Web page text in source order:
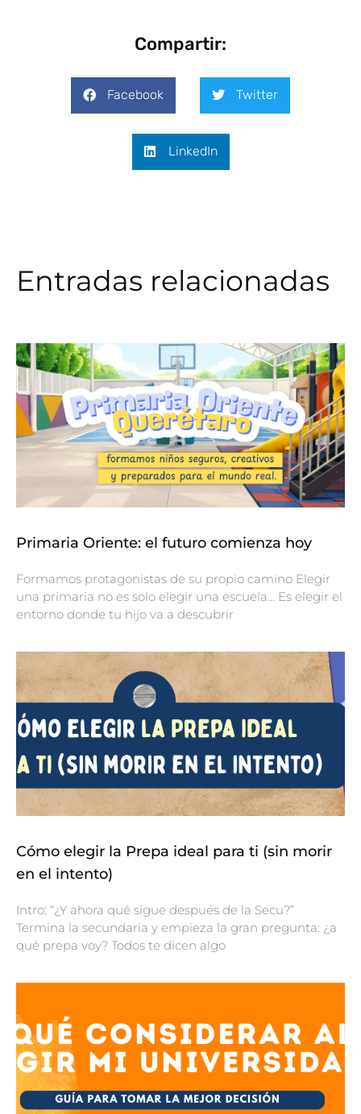
Compartir:
Facebook Twitter
LinkedIn
Entradas relacionadas
Primaria Oriente: el futuro comienza hoy
Formamos protagonistas de su propio camino Elegir
una primaria no es solo elegir una escuela… Es elegir el
entorno donde tu hijo va a descubrir
Cómo elegir la Prepa ideal para ti (sin morir
en el intento)
Intro: “¿Y ahora qué sigue después de la Secu?”
Termina la secundaria y empieza la gran pregunta: ¿a
qué prepa voy? Todos te dicen algo